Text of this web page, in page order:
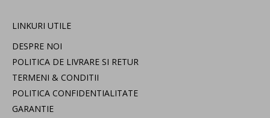
LINKURI UTILE
DESPRE NOI
POLITICA DE LIVRARE SI RETUR
TERMENI & CONDITII
POLITICA CONFIDENTIALITATE
GARANTIE